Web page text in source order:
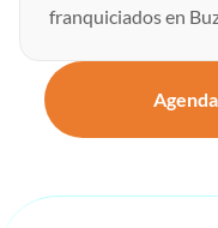
franquiciados en